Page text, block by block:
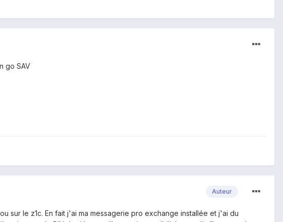
go SAV
Auteur
sur le z1c. En fait j'ai ma messagerie pro exchange installée et j'ai du